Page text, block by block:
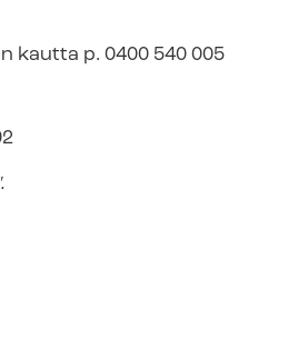
kautta p. 0400 540 005